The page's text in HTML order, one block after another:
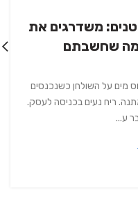
משדרגים את
ממה שחשבתם
מים על השולחן כשנכנסים
ריח נעים בכניסה לעסק.
ע...